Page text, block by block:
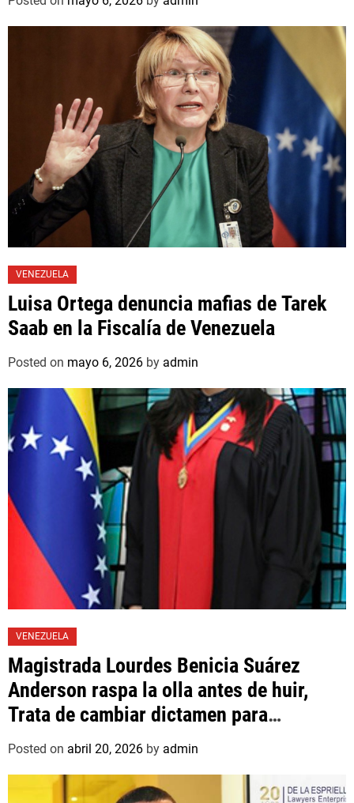
VENEZUELA
Luisa Ortega denuncia mafias de Tarek
Saab en la Fiscalía de Venezuela
Posted on mayo 6, 2026 by admin
VENEZUELA
Magistrada Lourdes Benicia Suárez
Anderson raspa la olla antes de huir,
Trata de cambiar dictamen para
favorecer a mafioso que René Díaz
Toledo, expropietario de «Superautos
Las Mercedes»
Posted on abril 20, 2026 by admin